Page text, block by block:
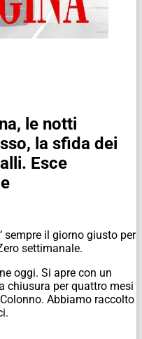
le notti
la sfida dei
Esce
sempre il giorno giusto per
settimanale.
oggi. Si apre con un
chiusura per quattro mesi
Abbiamo raccolto